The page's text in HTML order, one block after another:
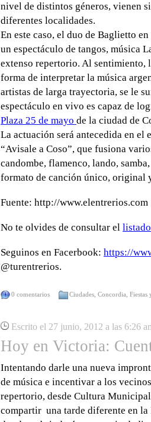
nivel de distintos géneros, vienen
diferentes localidades.
En este caso, el duo de Baglietto
un espectáculo de tangos, música
extenso repertorio. Al
forma de interpretar la música
artistas de larga trayectoria, se le
espectáculo en vivo es capaz de
Plaza 25 de mayo de la ciudad de
La actuación será antecedida en
“Avisale a Coso”, que fusiona
candombe, flamenco, lando,
formato de canción único, original
Fuente: http://www.elentrerios.com
No te olvides de consultar el
Seguinos en Facerbook: https://
@turentrerios.
0 comentarios Ciudades Concordia Fiestas
Escrito el 27 junio, 2012 a las 6:26
Hoy en Victoria:
Intentando darle una nueva
de música e incentivar a los
repertorio, desde Cultura
compartir una tarde diferente en